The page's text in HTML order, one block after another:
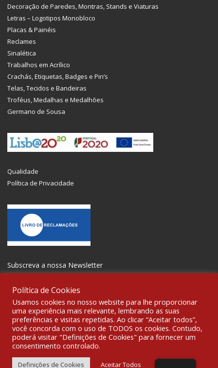
Decoração de Paredes, Montras, Stands e Viaturas
Letras – Logotipos Monobloco
Placas & Painéis
Reclames
Sinalética
Trabalhos em Acrílico
Crachás, Etiquetas, Badges e Pin’s
Telas, Tecidos e Bandeiras
Troféus, Medalhas e Medalhões
Germano de Sousa
Qualidade
Política de Privacidade
Subscreva a nossa Newsletter
SOCIALIZE
© 2021 All rights reserved Gravoplot-Gravação,Impressão e
Sinalética Lda. WebDesign:
Fibra Design.
Política de Cookies
Usamos cookies no nosso website para lhe proporcionar
uma experiência mais relevante, lembrando as suas
preferências e visitas repetidas. Ao clicar “Aceitar todos”,
você concorda com o uso de TODOS os cookies. Contudo,
poderá visitar "Definições de Cookies" para fornecer um
consentimento controlado.
Definições de Cookies Aceitar Todos